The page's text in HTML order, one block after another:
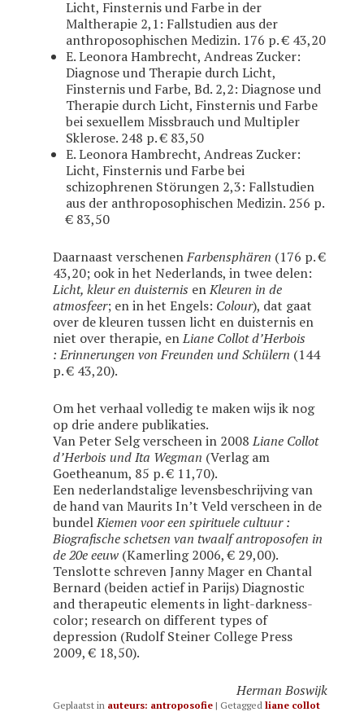
Licht, Finsternis und Farbe in der
Maltherapie 2,1: Fallstudien aus der
anthroposophischen Medizin. 176 p. € 43,20
E. Leonora Hambrecht, Andreas Zucker:
Diagnose und Therapie durch Licht,
Finsternis und Farbe, Bd. 2,2: Diagnose und
Therapie durch Licht, Finsternis und Farbe
bei sexuellem Missbrauch und Multipler
Sklerose. 248 p. € 83,50
E. Leonora Hambrecht, Andreas Zucker:
Licht, Finsternis und Farbe bei
schizophrenen Störungen 2,3: Fallstudien
aus der anthroposophischen Medizin. 256 p.
€ 83,50
Daarnaast verschenenFarbensphären (176 p. €
43,20; ook in het Nederlands, in twee delen:
Licht, kleur en duisternis enKleuren in de
atmosfeer; en in het Engels: Colour), dat gaat
over de kleuren tussen licht en duisternis en
niet over therapie, enLiane Collot d’Herbois
: Erinnerungen von Freunden und Schülern (144
p. € 43,20).
Om het verhaal volledig te maken wijs ik nog
op drie andere publikaties.
Van Peter Selg verscheen in 2008Liane Collot
d’Herbois und Ita Wegman (Verlag am
Goetheanum, 85 p. € 11,70).
Een nederlandstalige levensbeschrijving van
de hand van Maurits In’t Veld verscheen in de
bundelKiemen voor een spirituele cultuur :
Biografische schetsen van twaalf antroposofen in
de 20e eeuw (Kamerling 2006, € 29,00).
Tenslotte schreven Janny Mager en Chantal
Bernard (beiden actief in Parijs) Diagnostic
and therapeutic elements in light-darkness-
color; research on different types of
depression (Rudolf Steiner College Press
2009, € 18,50).
Herman Boswijk
Geplaatst in auteurs: antroposofie | Getagged liane collot